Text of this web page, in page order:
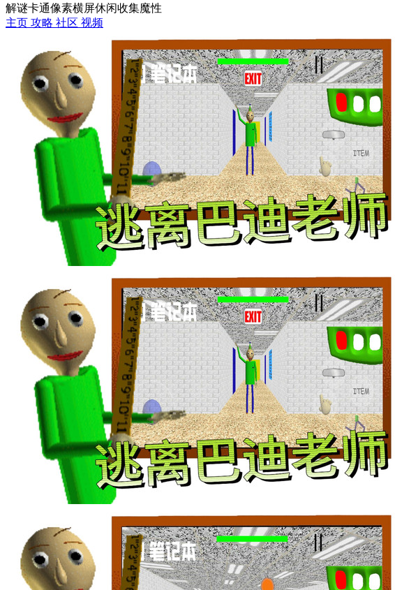
解谜卡通像素横屏休闲收集魔性
主页 攻略 社区 视频